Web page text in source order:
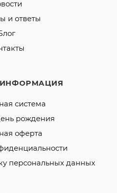
и ответы
система
рождения
оферта
персональных данных